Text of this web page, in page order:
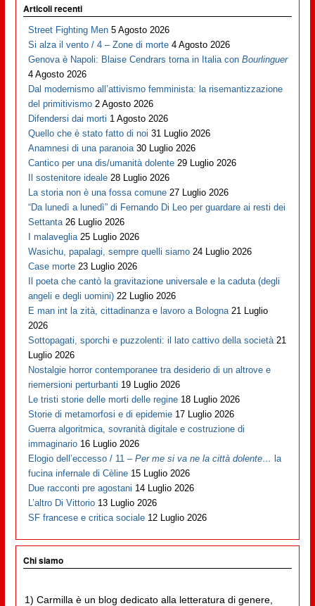
Articoli recenti
Street Fighting Men 5 Agosto 2026
Si alza il vento / 4 – Zone di morte 4 Agosto 2026
Genova è Napoli: Blaise Cendrars torna in Italia conBourlinguer
4 Agosto 2026
Dal modernismo all’attivismo femminista: la risemantizzazione
del primitivismo 2 Agosto 2026
Difendersi dai morti 1 Agosto 2026
Quello che è stato fatto di noi 31 Luglio 2026
Anamnesi di una paranoia 30 Luglio 2026
Cantico per una dis/umanità dolente 29 Luglio 2026
Il sostenitore ideale 28 Luglio 2026
La storia non è una fossa comune 27 Luglio 2026
“Da lunedì a lunedì” di Fernando Di Leo per guardare ai resti dei
Settanta 26 Luglio 2026
I malaveglia 25 Luglio 2026
Wasichu, papalagi, sempre quelli siamo 24 Luglio 2026
Case morte 23 Luglio 2026
Il poeta che cantò la gravitazione universale e la caduta (degli
angeli e degli uomini) 22 Luglio 2026
E man int la zità, cittadinanza e lavoro a Bologna 21 Luglio
2026
Sottopagati, sporchi e puzzolenti: il lato cattivo della società 21
Luglio 2026
Nostalgie horror contemporanee tra desiderio di un altrove e
riemersioni perturbanti 19 Luglio 2026
Le tristi storie delle morti delle regine 18 Luglio 2026
Storie di metamorfosi e di epidemie 17 Luglio 2026
Guerra algoritmica, sovranità digitale e costruzione di
immaginario 16 Luglio 2026
Elogio dell’eccesso / 11 –Per me si va ne la città dolente… la
fucina infernale di Cèline 15 Luglio 2026
Due racconti pre agostani 14 Luglio 2026
L’altro Di Vittorio 13 Luglio 2026
SF francese e critica sociale 12 Luglio 2026
Chi siamo
1) Carmilla è un blog dedicato alla letteratura di genere,